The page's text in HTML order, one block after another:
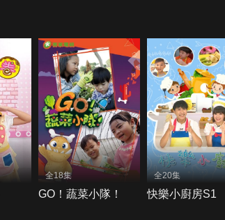
全18集
GO！蔬菜小隊！
全20集
快樂小廚房S1